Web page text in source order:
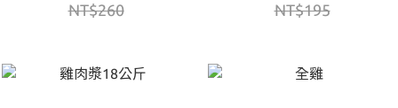
NT$260
NT$195